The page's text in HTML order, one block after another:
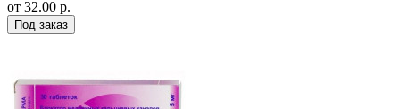
от 32.00 р.
Под заказ